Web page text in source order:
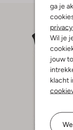
ga je
Wil je
jouw
klacht